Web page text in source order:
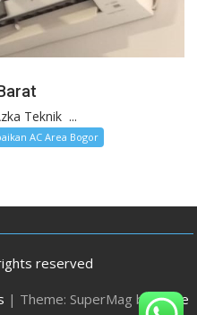
Teknik ...
AC Area Bogor
reserved
| Theme: SuperMag byAcme